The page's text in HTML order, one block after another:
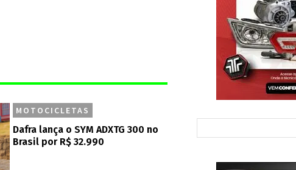
MOTOCICLETAS
Dafra lança o SYM ADXTG 300 no
Brasil por R$ 32.990